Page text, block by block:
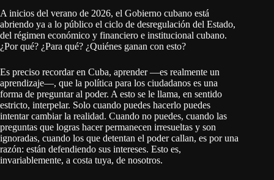
A inicios del verano de 2026, el Gobierno cubano está
abriendo ya a lo público el ciclo de desregulación del Estado,
del régimen económico y financiero e institucional cubano.
¿Por qué? ¿Para qué? ¿Quiénes ganan con esto?
Es preciso recordar en Cuba, aprender —es realmente un
aprendizaje—, que la política para los ciudadanos es una
forma de preguntar al poder. A esto se le llama, en sentido
estricto, interpelar. Solo cuando puedes hacerlo puedes
intentar cambiar la realidad. Cuando no puedes, cuando las
preguntas que logras hacer permanecen irresueltas y son
ignoradas, cuando los que detentan el poder callan, es por una
razón: están defendiendo sus intereses. Esto es,
invariablemente, a costa tuya, de nosotros.